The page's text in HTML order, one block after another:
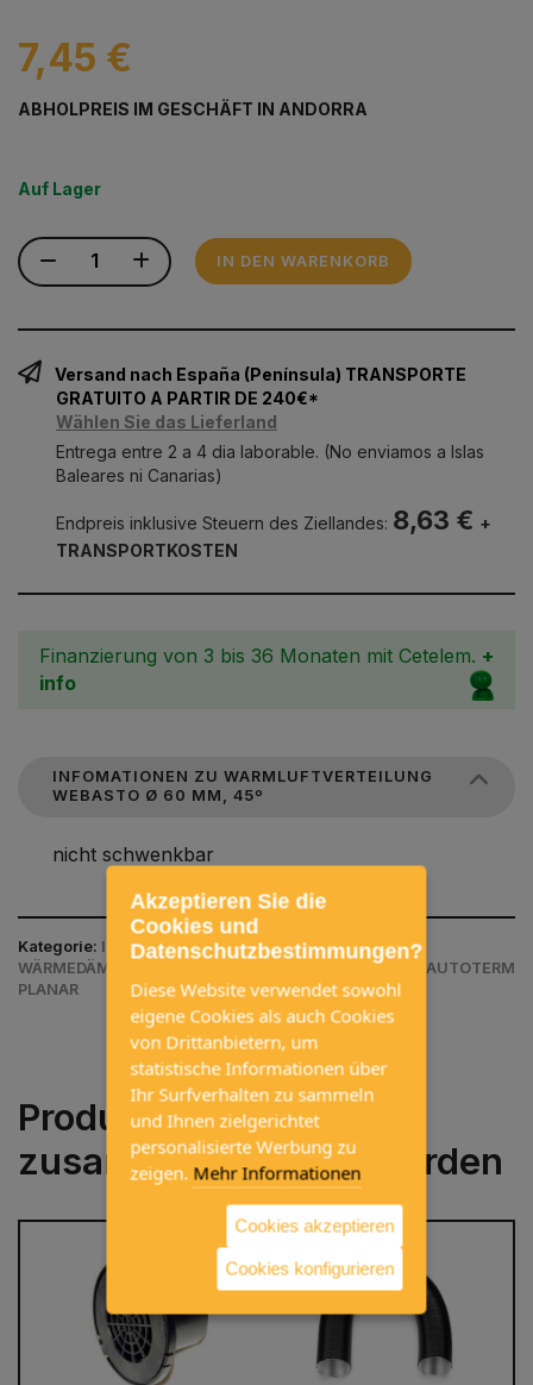
7,45 €
ABHOLPREIS IM GESCHÄFT IN ANDORRA
Auf Lager
IN DEN WARENKORB
Versand nach España (Península) TRANSPORTE
GRATUITO A PARTIR DE 240€*
Wählen Sie das Lieferland
Entrega entre 2 a 4 dia laborable. (No enviamos a Islas
Baleares ni Canarias)
Endpreis inklusive Steuern des Ziellandes: 8,63 € +
TRANSPORTKOSTEN
Finanzierung von 3 bis 36 Monaten mit Cetelem. +
info
INFOMATIONEN ZU WARMLUFTVERTEILUNG
WEBASTO Ø 60 MM, 45º
nicht schwenkbar
Kategorie: INNENAUSSTATTUNG / HEIZUNG UND
WÄRMEDÄMMUNG / HEIZUNGSZUBEHÖR / ZUBEHÖR AUTOTERM
PLANAR
Produkte, die häufig
zusammen gekauft werden
Akzeptieren Sie die
Cookies und
Datenschutzbestimmungen?
Diese Website verwendet sowohl
eigene Cookies als auch Cookies
von Drittanbietern, um
statistische Informationen über
Ihr Surfverhalten zu sammeln
und Ihnen zielgerichtet
personalisierte Werbung zu
zeigen. Mehr Informationen
Cookies akzeptieren
Cookies konfigurieren